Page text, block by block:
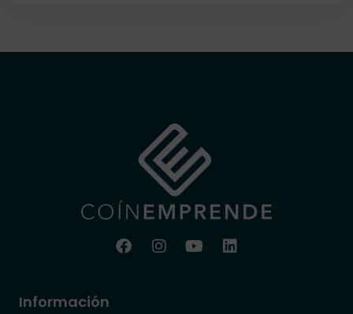
Información